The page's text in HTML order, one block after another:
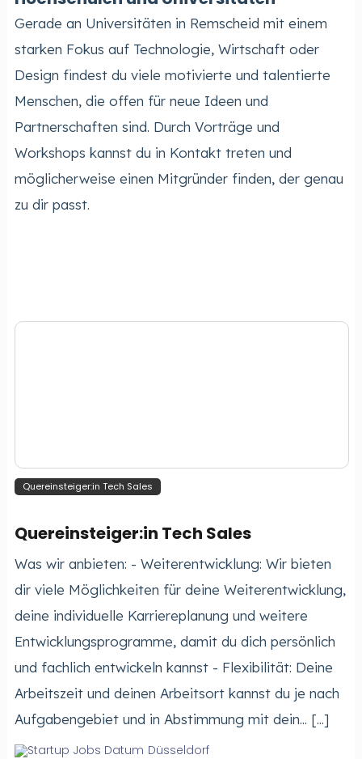
Gerade an Universitäten in Remscheid mit einem
starken Fokus auf Technologie, Wirtschaft oder
Design findest du viele motivierte und talentierte
Menschen, die offen für neue Ideen und
Partnerschaften sind. Durch Vorträge und
Workshops kannst du in Kontakt treten und
möglicherweise einen Mitgründer finden, der genau
zu dir passt.
Quereinsteiger:in Tech Sales
Quereinsteiger:in Tech Sales
Was wir anbieten: - Weiterentwicklung: Wir bieten
dir viele Möglichkeiten für deine Weiterentwicklung,
deine individuelle Karriereplanung und weitere
Entwicklungsprogramme, damit du dich persönlich
und fachlich entwickeln kannst - Flexibilität: Deine
Arbeitszeit und deinen Arbeitsort kannst du je nach
Aufgabengebiet und in Abstimmung mit dein... [...]
Düsseldorf